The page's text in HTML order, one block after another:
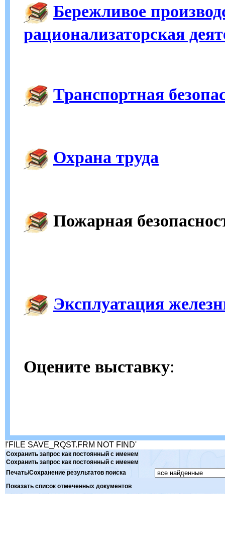
Бережливое
рационализаторская
Транспортная
Охрана труда
Пожарная
Эксплуатация
Оцените выставку:
!'FILE SAVE_RQST.FRM NOT FIND'
Сохранить запрос как постоянный с именем
Сохранить запрос как постоянный с именем
Печать/Сохранение результатов поиска
Показать список отмеченных документов